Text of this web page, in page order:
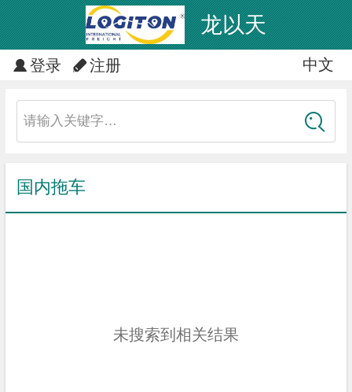
龙以天
登录 注册 中文
中文
English
请输入关键字…
国内拖车
未搜索到相关结果